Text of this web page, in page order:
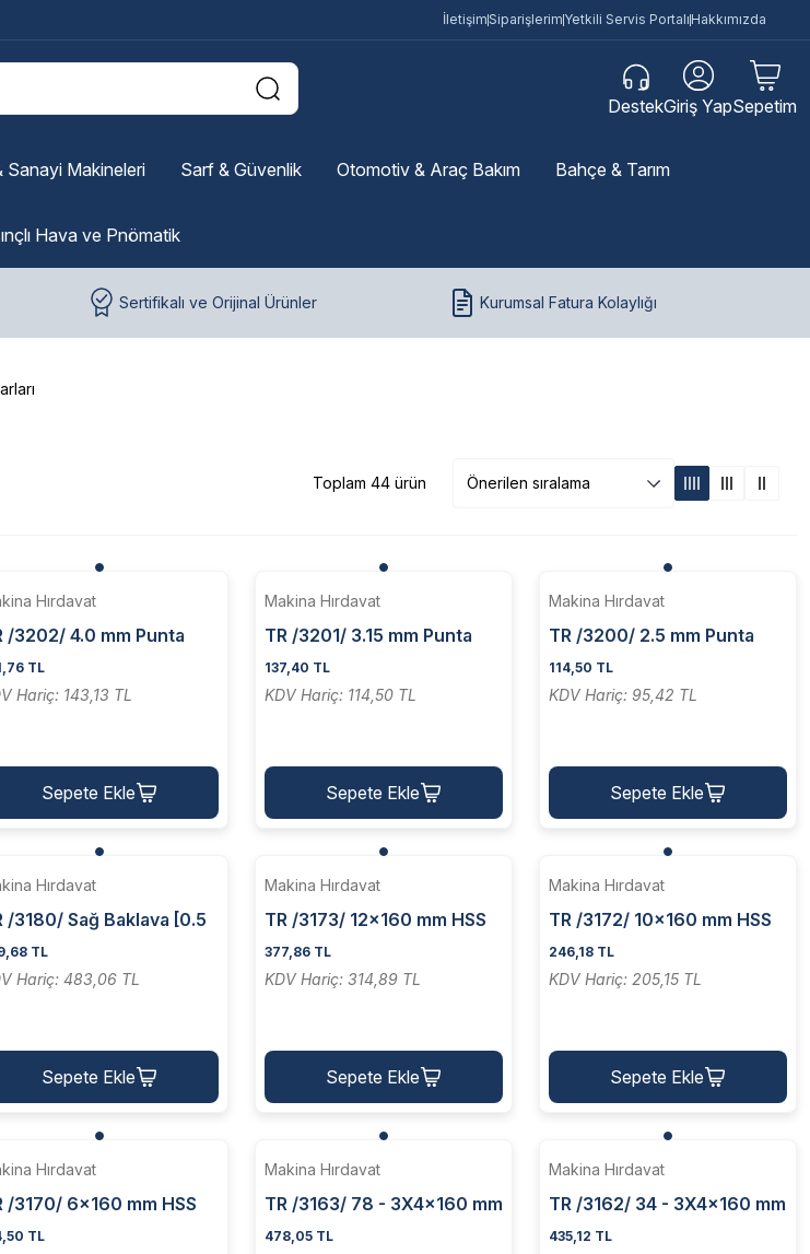
İletişimSiparişlerim Yetkili Servis Portalı Hakkımızda
DestekGiriş YapSepetim
Sanayi Makineleri Sarf & Güvenlik Otomotiv & Araç Bakım Bahçe & Tarım
Hava ve Pnömatik
Sertifikalı ve Orijinal Ürünler Kurumsal Fatura Kolaylığı
Toplam 44 ürün
Hırdavat
/3202/ 4.0 mm Punta
TL
Hariç: 143,13 TL
Sepete Ekle
Makina Hırdavat
TR /3201/ 3.15 mm Punta
Tığı
137,40 TL
KDV Hariç: 114,50 TL
Sepete Ekle
Makina Hırdavat
TR /3200/ 2.5 mm Punta
Tığı
114,50 TL
KDV Hariç: 95,42 TL
Sepete Ekle
Hırdavat
/3180/ Sağ Baklava [0.5
Torna Kater Elması
TL
Hariç: 483,06 TL
Sepete Ekle
Makina Hırdavat
TR /3173/ 12x160 mm HSS
Patograf Kalemi [ Yuvarlak ]
377,86 TL
KDV Hariç: 314,89 TL
Sepete Ekle
Makina Hırdavat
TR /3172/ 10x160 mm HSS
Patograf Kalemi [ Yuvarlak ]
246,18 TL
KDV Hariç: 205,15 TL
Sepete Ekle
Hırdavat
/3170/ 6x160 mm HSS
Kalemi [ Yuvarlak ]
TL
Makina Hırdavat
TR /3163/ 78 - 3X4x160 mm
HSS Trapez Keski Kalemi [
478,05 TL
Makina Hırdavat
TR /3162/ 34 - 3X4x160 mm
HSS Trapez Keski Kalemi [
435,12 TL